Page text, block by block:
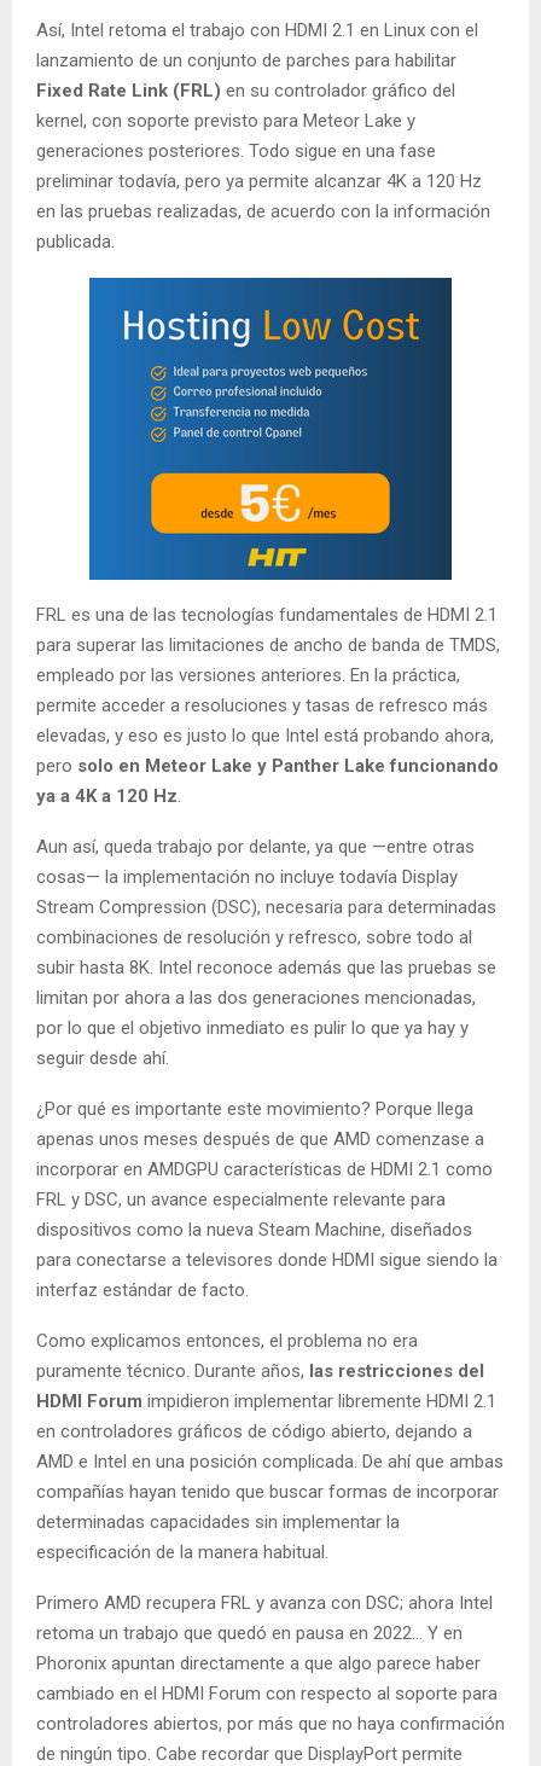
Así, Intel retoma el trabajo con HDMI 2.1 en Linux con el
lanzamiento de un conjunto de parches para habilitar
Fixed Rate Link (FRL) en su controlador gráfico del
kernel, con soporte previsto para Meteor Lake y
generaciones posteriores. Todo sigue en una fase
preliminar todavía, pero ya permite alcanzar 4K a 120 Hz
en las pruebas realizadas, de acuerdo con la información
publicada.
FRL es una de las tecnologías fundamentales de HDMI 2.1
para superar las limitaciones de ancho de banda de TMDS,
empleado por las versiones anteriores. En la práctica,
permite acceder a resoluciones y tasas de refresco más
elevadas, y eso es justo lo que Intel está probando ahora,
pero solo en Meteor Lake y Panther Lake funcionando
ya a 4K a 120 Hz.
Aun así, queda trabajo por delante, ya que —entre otras
cosas— la implementación no incluye todavía Display
Stream Compression (DSC), necesaria para determinadas
combinaciones de resolución y refresco, sobre todo al
subir hasta 8K. Intel reconoce además que las pruebas se
limitan por ahora a las dos generaciones mencionadas,
por lo que el objetivo inmediato es pulir lo que ya hay y
seguir desde ahí.
¿Por qué es importante este movimiento? Porque llega
apenas unos meses después de que AMD comenzase a
incorporar en AMDGPU características de HDMI 2.1 como
FRL y DSC, un avance especialmente relevante para
dispositivos como la nueva Steam Machine, diseñados
para conectarse a televisores donde HDMI sigue siendo la
interfaz estándar de facto.
Como explicamos entonces, el problema no era
puramente técnico. Durante años, las restricciones del
HDMI Forum impidieron implementar libremente HDMI 2.1
en controladores gráficos de código abierto, dejando a
AMD e Intel en una posición complicada. De ahí que ambas
compañías hayan tenido que buscar formas de incorporar
determinadas capacidades sin implementar la
especificación de la manera habitual.
Primero AMD recupera FRL y avanza con DSC; ahora Intel
retoma un trabajo que quedó en pausa en 2022… Y en
Phoronix apuntan directamente a que algo parece haber
cambiado en el HDMI Forum con respecto al soporte para
controladores abiertos, por más que no haya confirmación
de ningún tipo. Cabe recordar que DisplayPort permite